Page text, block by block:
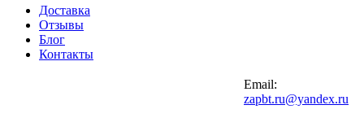
Доставка
Отзывы
Блог
Контакты
Email:
zapbt.ru@yandex.ru